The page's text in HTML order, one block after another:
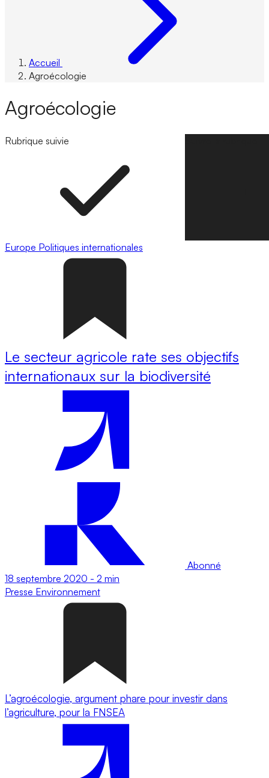
Accueil
Agroécologie
Agroécologie
Rubrique suivie
Europe Politiques internationales
Le secteur agricole rate ses objectifs
internationaux sur la biodiversité
Abonné
18 septembre 2020 - 2 min
Presse Environnement
L’agroécologie, argument phare pour investir dans
l’agriculture, pour la FNSEA